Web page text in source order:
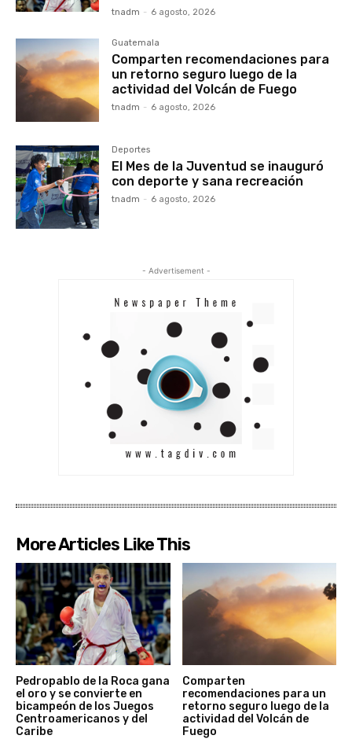
tnadm - 6 agosto, 2026
Guatemala
Comparten recomendaciones para
un retorno seguro luego de la
actividad del Volcán de Fuego
tnadm - 6 agosto, 2026
Deportes
El Mes de la Juventud se inauguró
con deporte y sana recreación
tnadm - 6 agosto, 2026
- Advertisement -
More Articles Like This
Pedropablo de la Roca gana
el oro y se convierte en
bicampeón de los Juegos
Centroamericanos y del
Caribe
Comparten
recomendaciones para un
retorno seguro luego de la
actividad del Volcán de
Fuego